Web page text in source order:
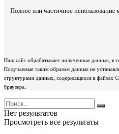
Полное или частичное использование
Наш сайт обрабатывает полученные данные, в
Получаемые таким образом данные не
структурами данных, содержащихся в файлах
браузера.
Нет результатов
Просмотреть все результаты